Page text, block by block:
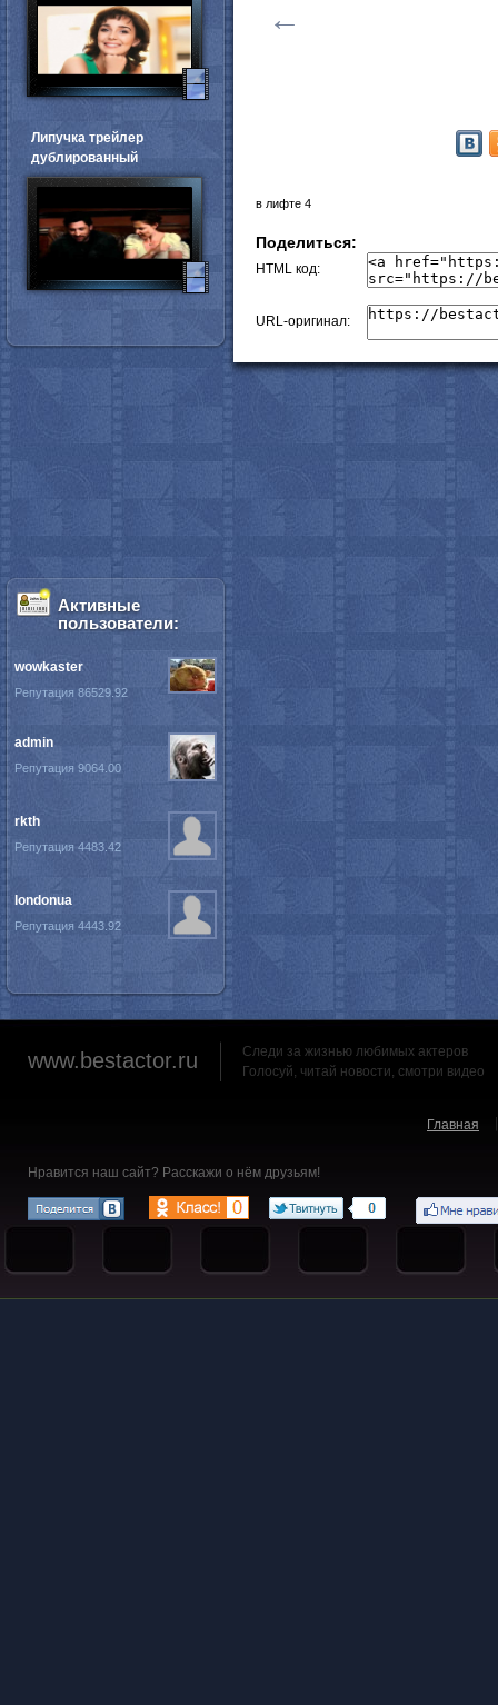
←
в лифте 4
Поделиться:
HTML код:
URL-оригинал:
Липучка трейлер
дублированный
Активные
пользователи:
wowkaster
Репутация 86529.92
admin
Репутация 9064.00
rkth
Репутация 4483.42
londonua
Репутация 4443.92
www.bestactor.ru
Следи за жизнью любимых актеров
Голосуй, читай новости, смотри видео
Главная
Нравится наш сайт? Расскажи о нём друзьям!